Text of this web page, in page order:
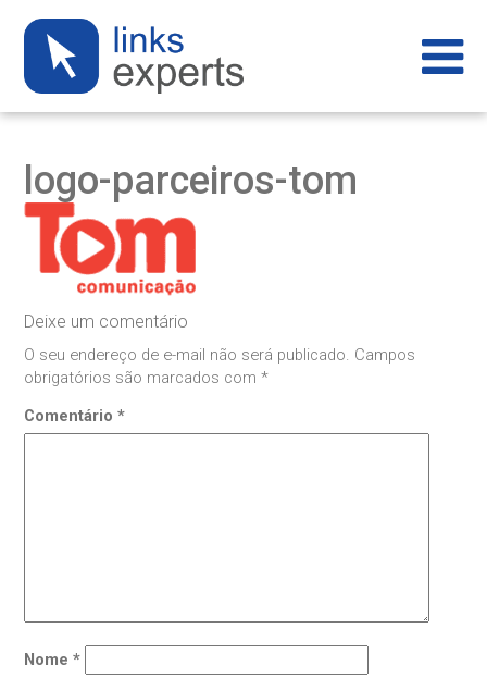
logo-parceiros-tom
Deixe um comentário
O seu endereço de e-mail não será publicado. Campos
obrigatórios são marcados com*
Comentário*
Nome*